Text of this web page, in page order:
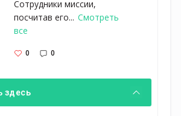
Сотрудники миссии,
посчитав его... Смотреть
все
0 0
здесь